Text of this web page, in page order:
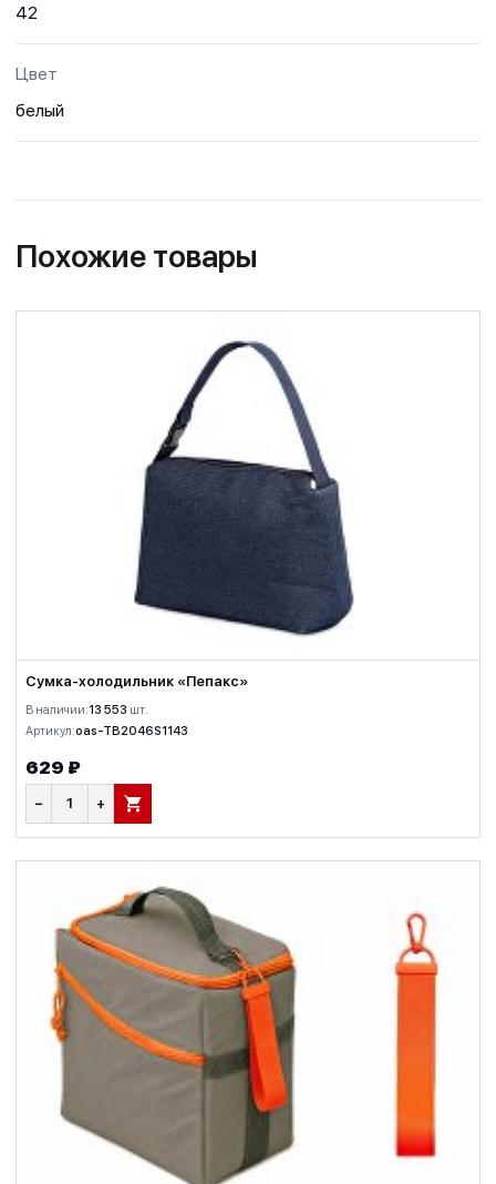
42
Цвет
белый
Похожие товары
Сумка-холодильник «Пепакс»
В наличии:13 553 шт.
Артикул:oas-TB2046S1143
629 ₽
− + В КОРЗИНУ